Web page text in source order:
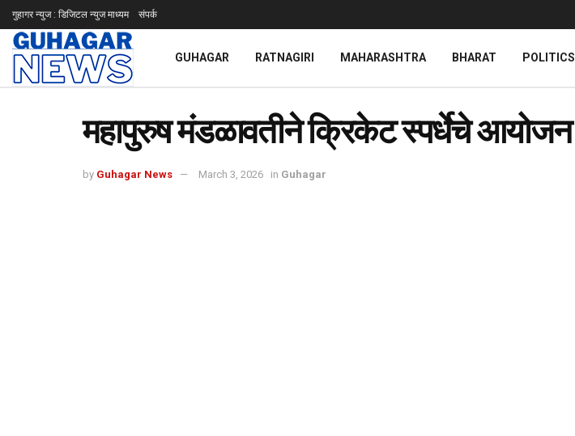
गुहागर न्युज : डिजिटल न्युज माध्यम संपर्क
GUHAGAR RATNAGIRI MAHARASHTRA BHARAT POLITICS
महापुरुष मंडळावतीने क्रिकेट स्पर्धेचे आयोजन
by Guhagar News March 3, 2026 in Guhagar